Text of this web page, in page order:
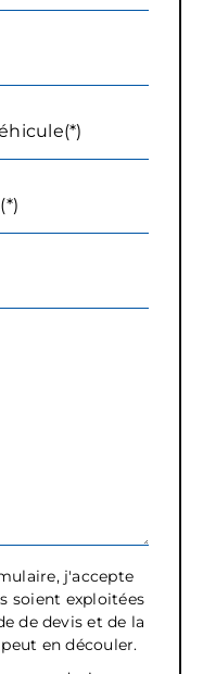
j'accepte
soient exploitées
de devis et de la
en découler.